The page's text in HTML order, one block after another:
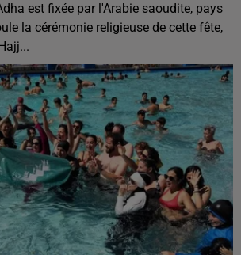
est fixée par l'Arabie saoudite, pays
la cérémonie religieuse de cette fête,